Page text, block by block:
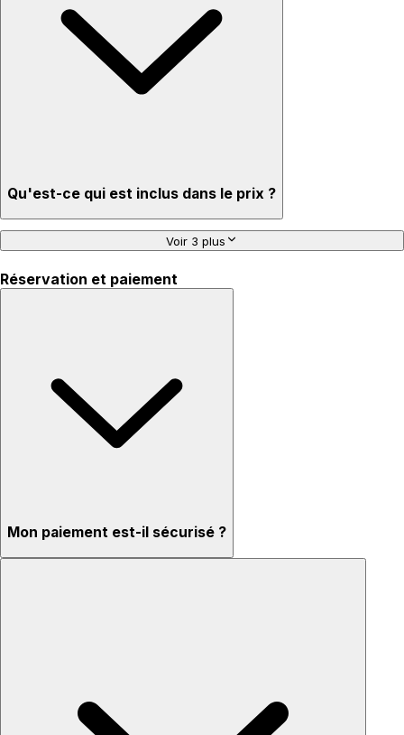
Qu'est-ce qui est inclus dans le prix ?
Voir 3 plus
Réservation et paiement
Mon paiement est-il sécurisé ?